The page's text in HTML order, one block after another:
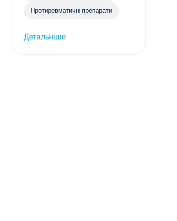
Протиревматичні препарати
Детальніше